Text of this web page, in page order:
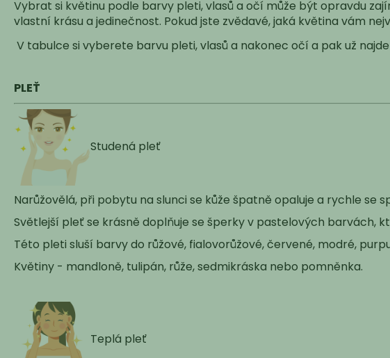
Vybrat si květinu podle barvy pleti, vlasů a očí může být opravdu
vlastní krásu a jedinečnost. Pokud jste zvědavé, jaká květina vám
V tabulce si vyberete barvu pleti, vlasů a nakonec očí a pak už
PLEŤ
Studená pleť
Narůžovělá, při pobytu na slunci se kůže špatně opaluje a rychle se
Světlejší pleť se krásně doplňuje se šperky v pastelových barvách,
Této pleti sluší barvy do růžové, fialovorůžové, červené, modré,
Květiny - mandloně, tulipán, růže, sedmikráska nebo pomněnka.
Teplá pleť